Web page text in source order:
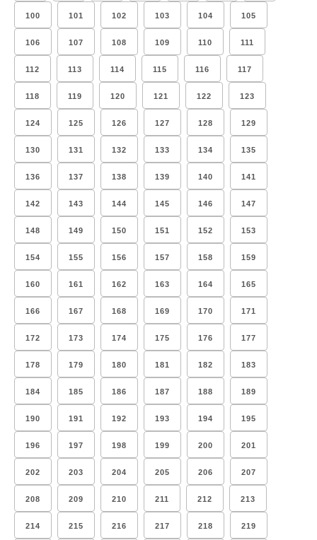
100 101 102 103 104 105
106 107 108 109 110 111
112 113 114 115 116 117
118 119 120 121 122 123
124 125 126 127 128 129
130 131 132 133 134 135
136 137 138 139 140 141
142 143 144 145 146 147
148 149 150 151 152 153
154 155 156 157 158 159
160 161 162 163 164 165
166 167 168 169 170 171
172 173 174 175 176 177
178 179 180 181 182 183
184 185 186 187 188 189
190 191 192 193 194 195
196 197 198 199 200 201
202 203 204 205 206 207
208 209 210 211 212 213
214 215 216 217 218 219